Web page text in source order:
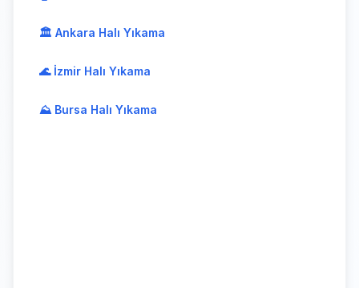
🏛️ Ankara Halı Yıkama
🌊 İzmir Halı Yıkama
⛰️ Bursa Halı Yıkama